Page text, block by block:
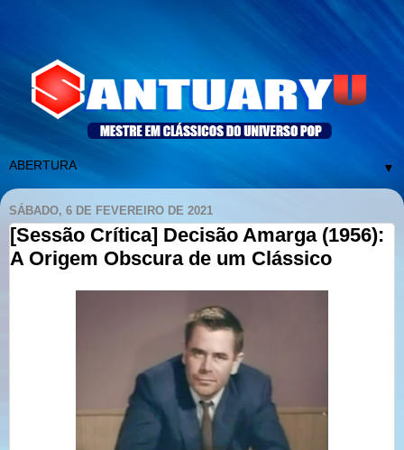
▼
SÁBADO, 6 DE FEVEREIRO DE 2021
[Sessão Crítica] Decisão Amarga (1956):
A Origem Obscura de um Clássico